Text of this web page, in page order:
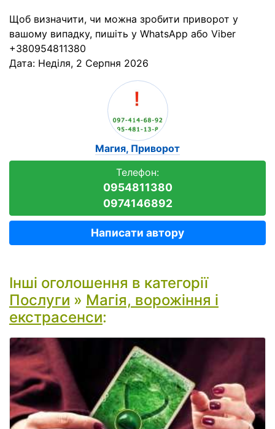
Щоб визначити, чи можна зробити приворот у
вашому випадку, пишіть у WhatsApp або Viber
+380954811380
Дата: Неділя, 2 Серпня 2026
Магия, Приворот
Телефон:
0954811380
0974146892
Написати автору
Інші оголошення в категорії
Послуги » Магія, ворожіння і
екстрасенси: